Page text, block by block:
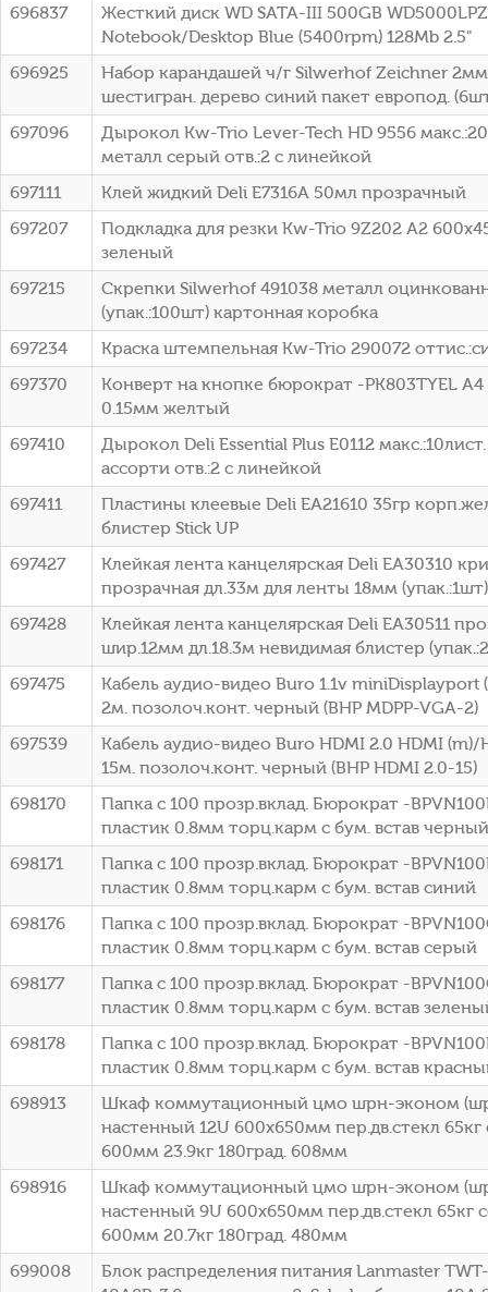
696837
Жесткий диск WD SATA-III 500GB
Notebook/Desktop Blue (5400rpm) 128Mb 2.5"
696925
Набор карандашей ч/г Silwerhof Zeichner
шестигран. дерево синий пакет европод.
697096
Дырокол Kw-Trio Lever-Tech HD 9556
металл серый отв.:2 с линейкой
697111
Клей жидкий Deli E7316A 50мл прозрачный
697207
Подкладка для резки Kw-Trio 9Z202 A2
зеленый
697215
Скрепки Silwerhof 491038 металл
(упак.:100шт) картонная коробка
697234
Краска штемпельная Kw-Trio 290072
697370
Конверт на кнопке бюрократ -PK803TYEL A4
0.15мм желтый
697410
Дырокол Deli Essential Plus E0112
ассорти отв.:2 с линейкой
697411
Пластины клеевые Deli EA21610 35гр
блистер Stick UP
697427
Клейкая лента канцелярская Deli EA30310
прозрачная дл.33м для ленты 18мм (упак.:1шт)
697428
Клейкая лента канцелярская Deli EA30511
шир.12мм дл.18.3м невидимая блистер
697475
Кабель аудио-видео Buro 1.1v miniDisplayport
2м. позолоч.конт. черный (BHP MDPP-VGA-2)
697539
Кабель аудио-видео Buro HDMI 2.0 HDMI (m)/
15м. позолоч.конт. черный (BHP HDMI 2.0-15)
698170
Папка с 100 прозр.вклад. Бюрократ -
пластик 0.8мм торц.карм с бум. встав черный
698171
Папка с 100 прозр.вклад. Бюрократ -
пластик 0.8мм торц.карм с бум. встав синий
698176
Папка с 100 прозр.вклад. Бюрократ -
пластик 0.8мм торц.карм с бум. встав серый
698177
Папка с 100 прозр.вклад. Бюрократ -
пластик 0.8мм торц.карм с бум. встав
698178
Папка с 100 прозр.вклад. Бюрократ -
пластик 0.8мм торц.карм с бум. встав
698913
Шкаф коммутационный цмо шрн-эконом
настенный 12U 600x650мм пер.дв.стекл
600мм 23.9кг 180град. 608мм
698916
Шкаф коммутационный цмо шрн-эконом
настенный 9U 600x650мм пер.дв.стекл 65кг
600мм 20.7кг 180град. 480мм
699008
Блок распределения питания Lanmaster